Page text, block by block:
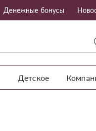
Денежные бонусы
Детское